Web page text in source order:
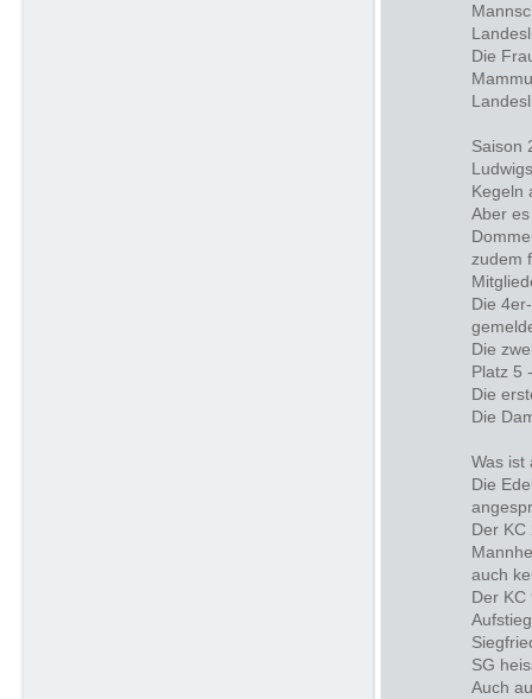
Die
Saison
Kegeln
Aber
zudem
Die
Die
Platz 5
Die
Die
Was ist
Die
Der KC
auch
Der
SG
Auch